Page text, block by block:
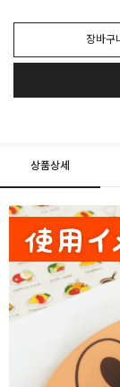
장바구
상품상세